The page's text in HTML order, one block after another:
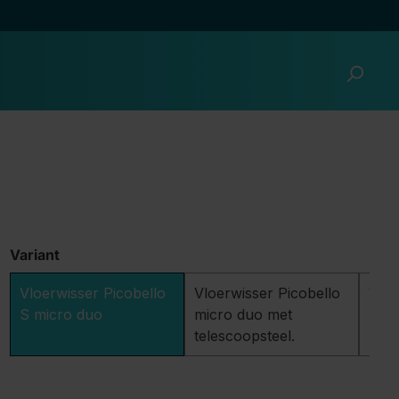
Variant
Vloerwisser Picobello
S micro duo
Vloerwisser Picobello
micro duo met
telescoopsteel.